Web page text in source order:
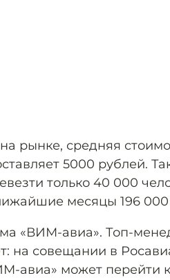
рынке, средняя
5000 рублей.
только 40 000
месяцы 196 000
«ВИМ-авиа». Топ-
на совещании в
авиа» может перейти к